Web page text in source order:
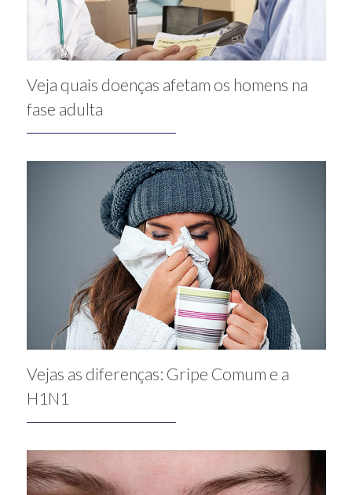
Veja quais doenças afetam os homens na
fase adulta
Vejas as diferenças: Gripe Comum e a
H1N1